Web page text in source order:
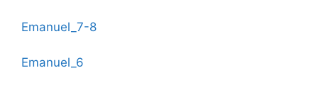
Emanuel_7-8
Emanuel_6